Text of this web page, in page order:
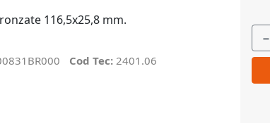
116,5x25,8 mm.
Cod Tec: 2401.06
−